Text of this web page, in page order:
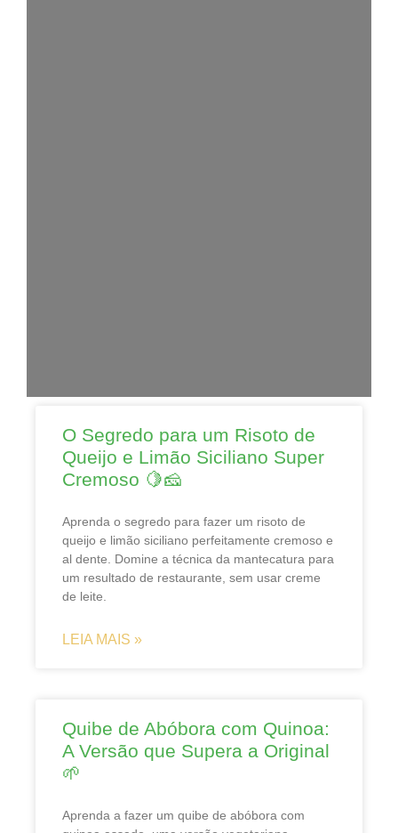
O Segredo para um Risoto de
Queijo e Limão Siciliano Super
Cremoso 🍋🧀
Aprenda o segredo para fazer um risoto de
queijo e limão siciliano perfeitamente cremoso e
al dente. Domine a técnica da mantecatura para
um resultado de restaurante, sem usar creme
de leite.
LEIA MAIS »
Quibe de Abóbora com Quinoa:
A Versão que Supera a Original
🌱
Aprenda a fazer um quibe de abóbora com